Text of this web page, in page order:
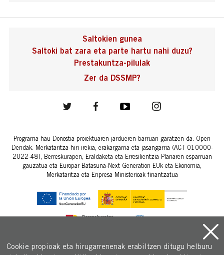
Zer da DSSMP?
Saltokien gunea
Saltoki bat zara eta parte hartu nahi duzu?
Prestakuntza-pilulak
Programa hau Donostia proiektuaren jardueren barruan garatzen da. Open
Dendak. Merkataritza-hiri irekia, erakargarria eta jasangarria (ACT 010000-
2022-48), Berreskurapen, Eraldaketa eta Erresilientzia Planaren esparruan
gauzatua eta Europar Batasuna-Next Generation EUk eta Ekonomia,
Merkataritza eta Enpresa Ministerioak finantzatua
Cookie propioak eta hirugarrenenak erabiltzen ditugu helburu